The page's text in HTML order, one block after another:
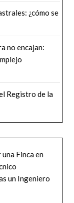
¿cómo se
no encajan:
Registro de la
Finca en
un Ingeniero